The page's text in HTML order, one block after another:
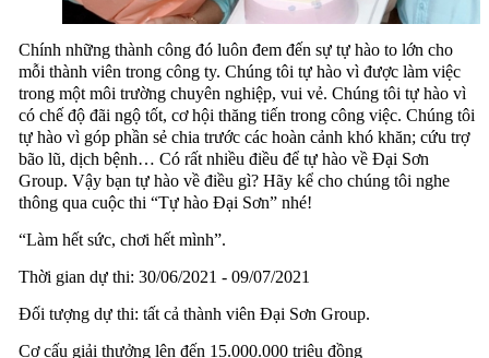
Chính những thành công đó luôn đem đến sự tự hào to lớn cho
mỗi thành viên trong công ty. Chúng tôi tự hào vì được làm việc
trong một môi trường chuyên nghiệp, vui vẻ. Chúng tôi tự hào vì
có chế độ đãi ngộ tốt, cơ hội thăng tiến trong công việc. Chúng tôi
tự hào vì góp phần sẻ chia trước các hoàn cảnh khó khăn; cứu trợ
bão lũ, dịch bệnh… Có rất nhiều điều để tự hào về Đại Sơn
Group. Vậy bạn tự hào về điều gì? Hãy kể cho chúng tôi nghe
thông qua cuộc thi “Tự hào Đại Sơn” nhé!
“Làm hết sức, chơi hết mình”.
Thời gian dự thi: 30/06/2021 - 09/07/2021
Đối tượng dự thi: tất cả thành viên Đại Sơn Group.
Cơ cấu giải thưởng lên đến 15.000.000 triệu đồng